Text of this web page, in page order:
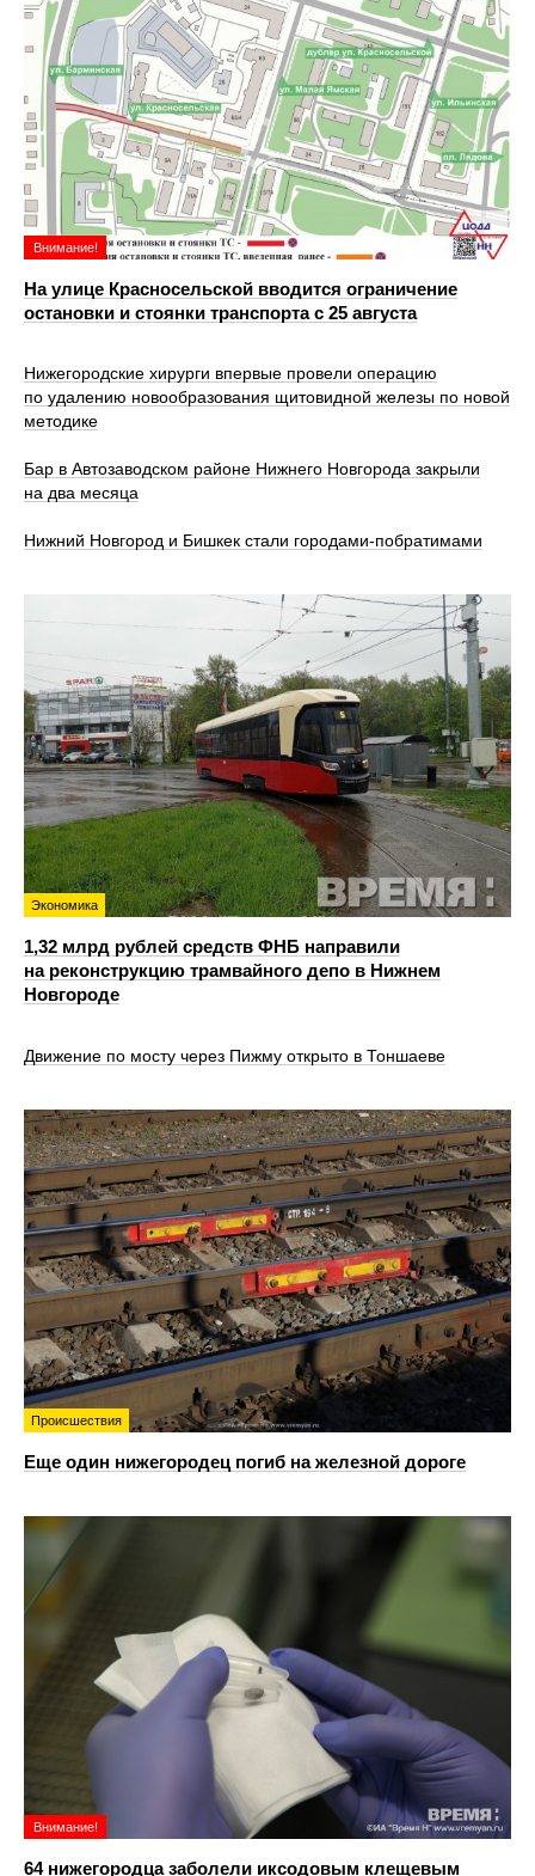
Внимание!
На улице Красносельской вводится ограничение
остановки и стоянки транспорта с 25 августа
Нижегородские хирурги впервые провели операцию
по удалению новообразования щитовидной железы по новой
методике
Бар в Автозаводском районе Нижнего Новгорода закрыли
на два месяца
Нижний Новгород и Бишкек стали городами-побратимами
Экономика
1,32 млрд рублей средств ФНБ направили
на реконструкцию трамвайного депо в Нижнем
Новгороде
Движение по мосту через Пижму открыто в Тоншаеве
Происшествия
Еще один нижегородец погиб на железной дороге
Внимание!
64 нижегородца заболели иксодовым клещевым